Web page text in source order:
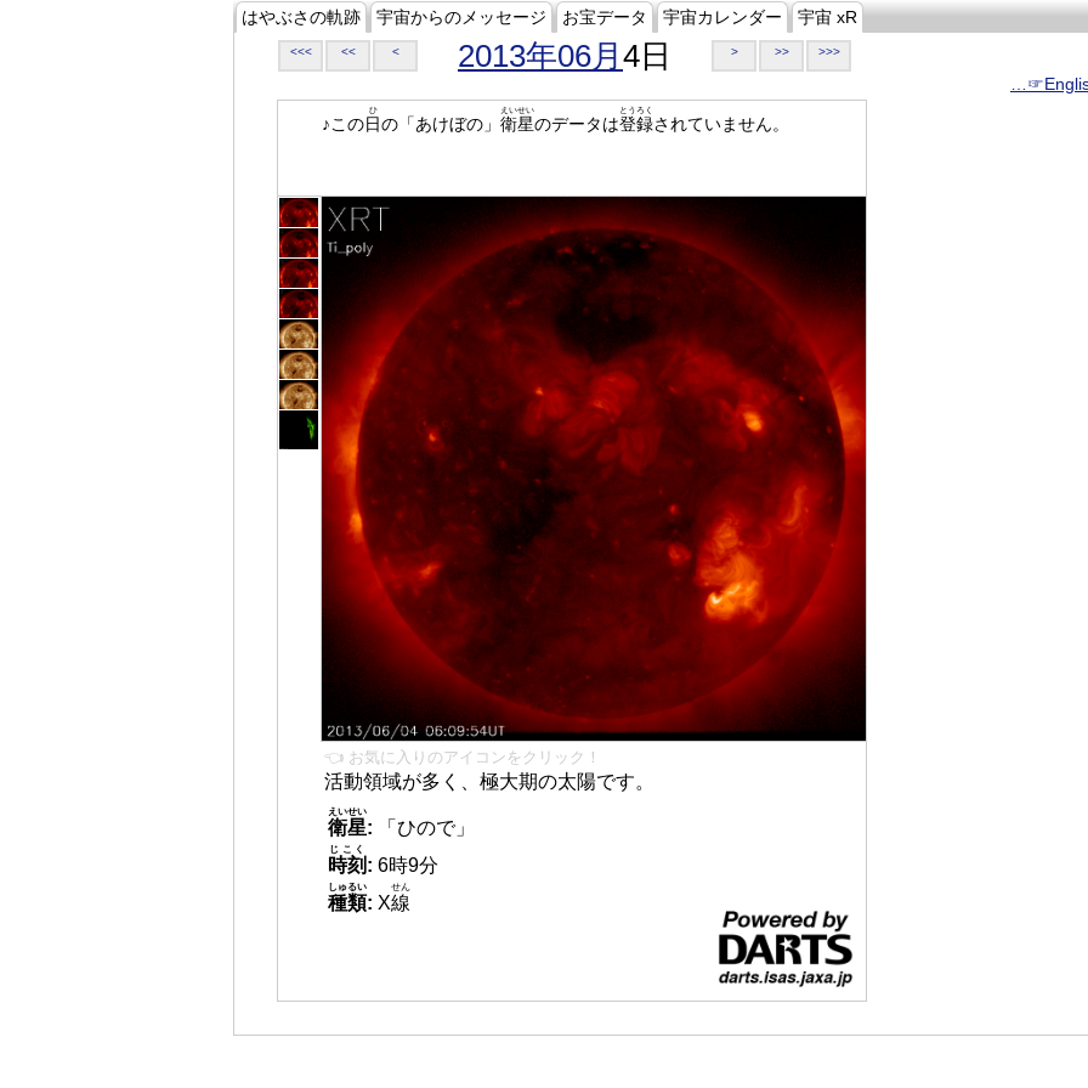
はやぶさの軌跡 宇宙からのメッセージ お宝データ 宇宙カレンダー 宇宙 xR
<<< << < 2013年06月 4日 > >> >>>
♪この日
ひ
の「あけぼの」 衛星
えいせい
のデータは登録
とうろく
されていません。
👈 お気に入りのアイコンをクリック！
活動領域が多く、極大期の太陽です。
衛星
えいせい
:
「ひので」
時刻
じこく
: 6時9分
種類
しゅるい
: X線
せん